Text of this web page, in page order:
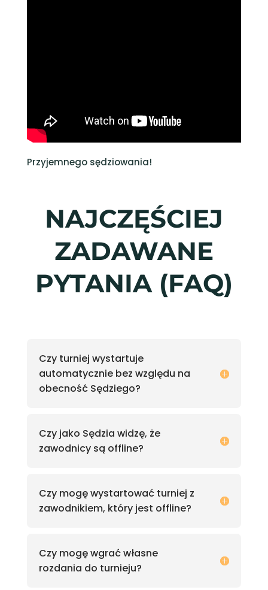
Przyjemnego sędziowania!
NAJCZĘŚCIEJ
ZADAWANE
PYTANIA (FAQ)
Czy turniej wystartuje
automatycznie bez względu na
obecność Sędziego?
Czy jako Sędzia widzę, że
zawodnicy są offline?
Czy mogę wystartować turniej z
zawodnikiem, który jest offline?
Czy mogę wgrać własne
rozdania do turnieju?